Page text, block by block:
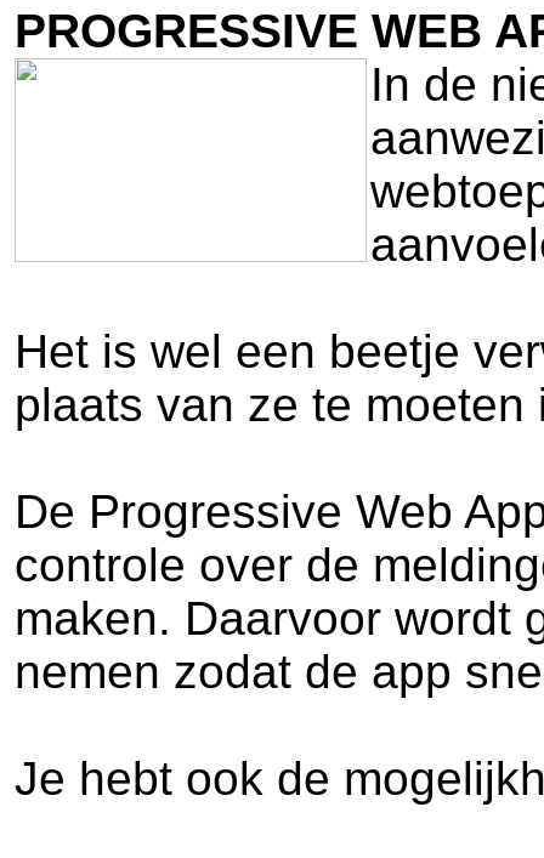
PROGRESSIVE WEB
In de
Het is wel een beetje
plaats van ze te
De Progressive Web
controle over de
maken. Daarvoor wordt
nemen zodat de app
Je hebt ook de